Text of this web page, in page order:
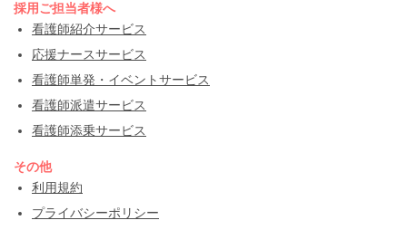
採用ご担当者様へ
看護師紹介サービス
応援ナースサービス
看護師単発・イベントサービス
看護師派遣サービス
看護師添乗サービス
その他
利用規約
プライバシーポリシー